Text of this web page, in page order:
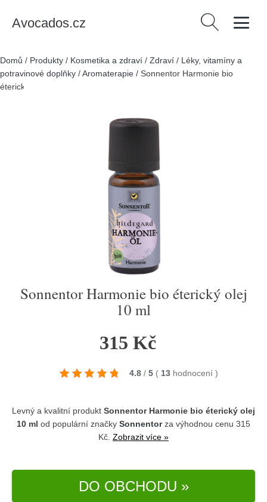
Avocados.cz Vyhledávání
Domů / Produkty / Kosmetika a zdraví / Zdraví / Léky, vitamíny a
potravinové doplňky /Aromaterapie / Sonnentor Harmonie bio
éterický olej 10 ml
Sonnentor Harmonie bio éterický olej
10 ml
315 Kč
4.8 / 5 ( 13 hodnocení )
Levný a kvalitní produkt Sonnentor Harmonie bio éterický olej
10 ml od populární značky Sonnentorza výhodnou cenu 315
Kč. Zobrazit více »
DO OBCHODU »